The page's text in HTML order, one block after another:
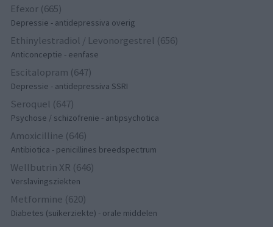
Efexor (665)
Depressie - antidepressiva overig
Ethinylestradiol / Levonorgestrel (656)
Anticonceptie - eenfase
Escitalopram (647)
Depressie - antidepressiva SSRI
Seroquel (647)
Psychose / schizofrenie - antipsychotica
Amoxicilline (646)
Antibiotica - penicillines breedspectrum
Wellbutrin XR (646)
Verslavingsziekten
Metformine (620)
Diabetes (suikerziekte) - orale middelen